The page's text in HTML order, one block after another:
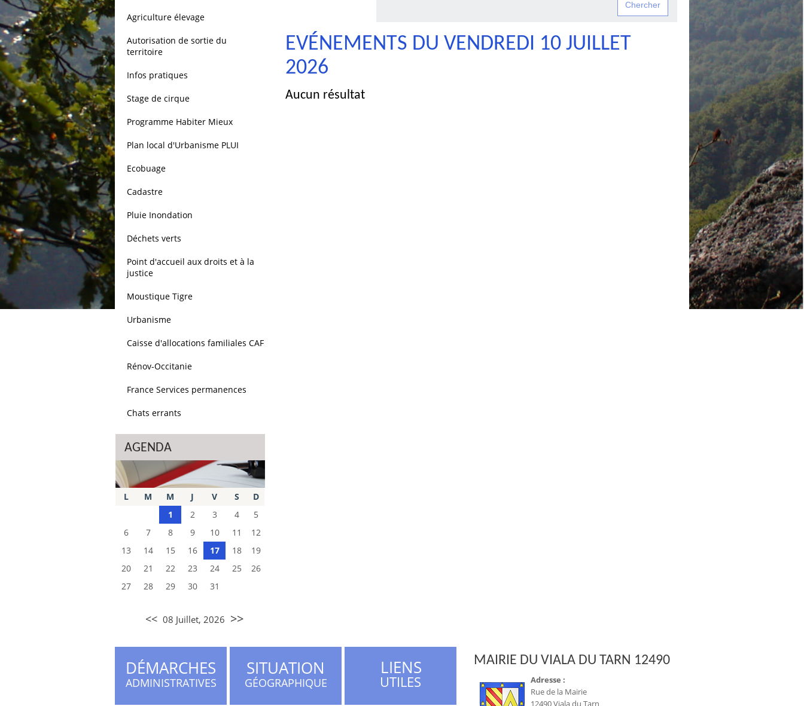
Agriculture élevage
Autorisation de sortie du
territoire
Infos pratiques
Stage de cirque
Programme Habiter Mieux
Plan local d'Urbanisme PLUI
Ecobuage
Cadastre
Pluie Inondation
Déchets verts
Point d'accueil aux droits et à la
justice
Moustique Tigre
Urbanisme
Caisse d'allocations familiales CAF
Rénov-Occitanie
France Services permanences
Chats errants
AGENDA
L M M J V S
D
1
2 3 4
5
6
7 8 9 10 11
12
13
14 15 16 17 18
19
20
21 22 23 24 25
26
27
28 29 30 31
<< 08 Juillet, 2026 >>
EVÉNEMENTS DU VENDREDI 10 JUILLET
2026
Aucun résultat
DÉMARCHES
ADMINISTRATIVES
SITUATION
GÉOGRAPHIQUE
LIENS
UTILES
MAIRIE DU VIALA DU TARN 12490
Adresse :
Rue de la Mairie
12490 Viala du Tarn